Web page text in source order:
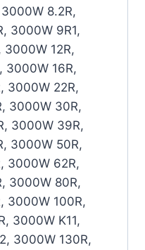
8.2R,
3000W 9R1,
3000W 12R,
3000W 16R,
3000W 22R,
3000W 30R,
3000W 39R,
3000W 50R,
3000W 62R,
3000W 80R,
3000W 100R,
3000W K11,
3000W 130R,